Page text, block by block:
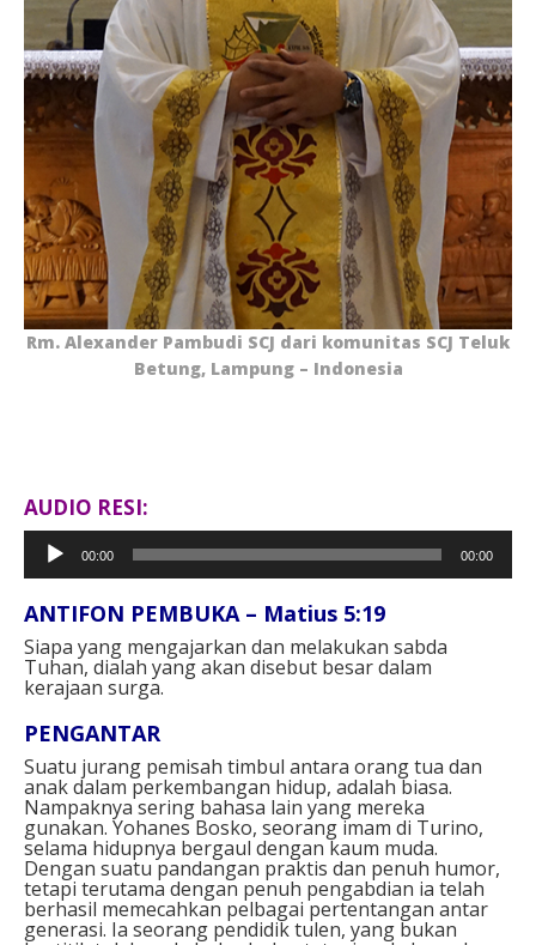
Rm. Alexander Pambudi SCJ dari komunitas SCJ Teluk
Betung, Lampung – Indonesia
AUDIO RESI:
Pemutar
Audio
00:00 00:00
ANTIFON PEMBUKA – Matius 5:19
Siapa yang mengajarkan dan melakukan sabda
Tuhan, dialah yang akan disebut besar dalam
kerajaan surga.
PENGANTAR
Suatu jurang pemisah timbul antara orang tua dan
anak dalam perkembangan hidup, adalah biasa.
Nampaknya sering bahasa lain yang mereka
gunakan. Yohanes Bosko, seorang imam di Turino,
selama hidupnya bergaul dengan kaum muda.
Dengan suatu pandangan praktis dan penuh humor,
tetapi terutama dengan penuh pengabdian ia telah
berhasil memecahkan pelbagai pertentangan antar
generasi. Ia seorang pendidik tulen, yang bukan